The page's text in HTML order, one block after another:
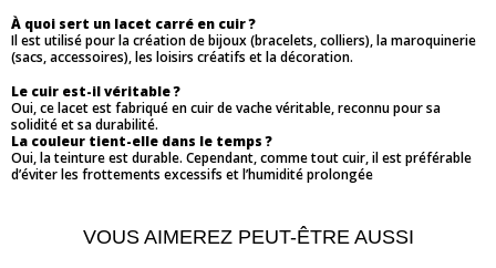
À quoi sert un lacet carré en cuir ?
Il est utilisé pour la création de bijoux (bracelets, colliers), la maroquinerie
(sacs, accessoires), les loisirs créatifs et la décoration.
Le cuir est-il véritable ?
Oui, ce lacet est fabriqué en cuir de vache véritable, reconnu pour sa
solidité et sa durabilité.
La couleur tient-elle dans le temps ?
Oui, la teinture est durable. Cependant, comme tout cuir, il est préférable
d’éviter les frottements excessifs et l’humidité prolongée
VOUS AIMEREZ PEUT-ÊTRE AUSSI